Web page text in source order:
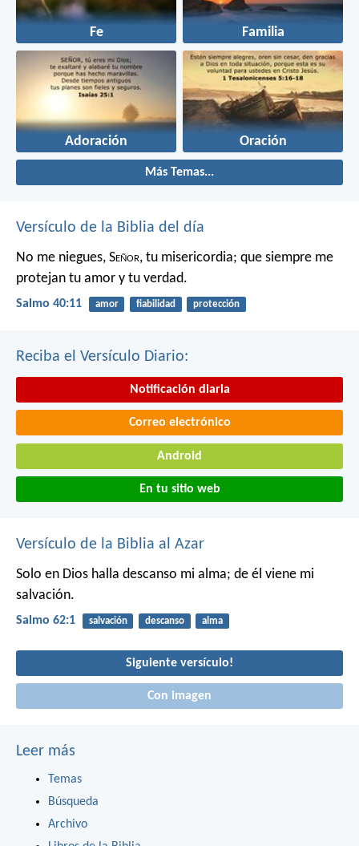
Fe Familia
Adoración Oración
Más Temas...
Versículo de la Biblia del día
No me niegues, Señor, tu misericordia; que siempre me
protejan tu amor y tu verdad.
Salmo 40:11 amor fiabilidad protección
Reciba el Versículo Diario:
Notificación diaria
Correo electrónico
Android
En tu sitio web
Versículo de la Biblia al Azar
Solo en Dios halla descanso mi alma; de él viene mi
salvación.
Salmo 62:1 salvación descanso alma
Siguiente versículo!
Con imagen
Leer más
Temas
Búsqueda
Archivo